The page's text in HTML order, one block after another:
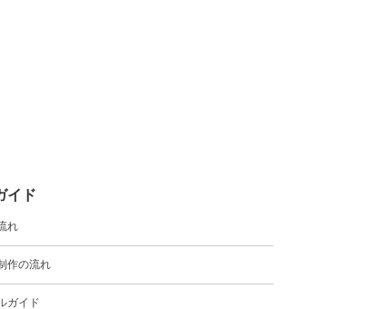
イド
れ
作の流れ
ガイド